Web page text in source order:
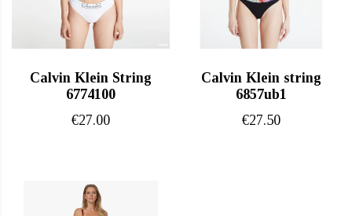
Calvin Klein String
6774100
€27.00
Calvin Klein string
6857ub1
€27.50